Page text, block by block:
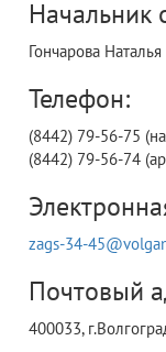
Начальник
Гончарова
Телефон:
(8442) 79-56-75
(8442) 79-56-74
zags-34-
Почтовый
400033,